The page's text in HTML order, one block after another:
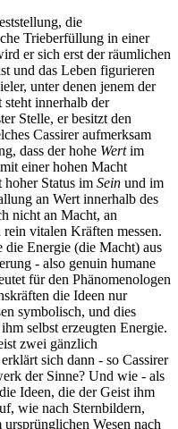
die
Trieberfüllung in einer
er sich erst der räumlichen
und das Leben figurieren
unter denen jenem der
innerhalb der
Stelle, er besitzt den
Cassirer aufmerksam
dass der hohe Wertim
einer hohen Macht
Status im Sein und im
an Wert innerhalb des
nicht an Macht, an
vitalen Kräften messen.
Energie (die Macht) aus
- also genuin humane
für den Phänomenologen
die Ideen nur
symbolisch, und dies
selbst erzeugten Energie.
zwei gänzlich
sich dann - so Cassirer
der Sinne? Und wie - als
Ideen, die der Geist ihm
wie nach Sternbildern,
Wesen nach